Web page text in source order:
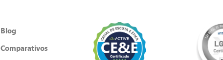
Blog
Comparativos